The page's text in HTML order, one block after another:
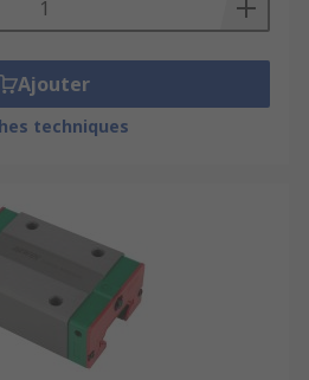
Ajouter
techniques